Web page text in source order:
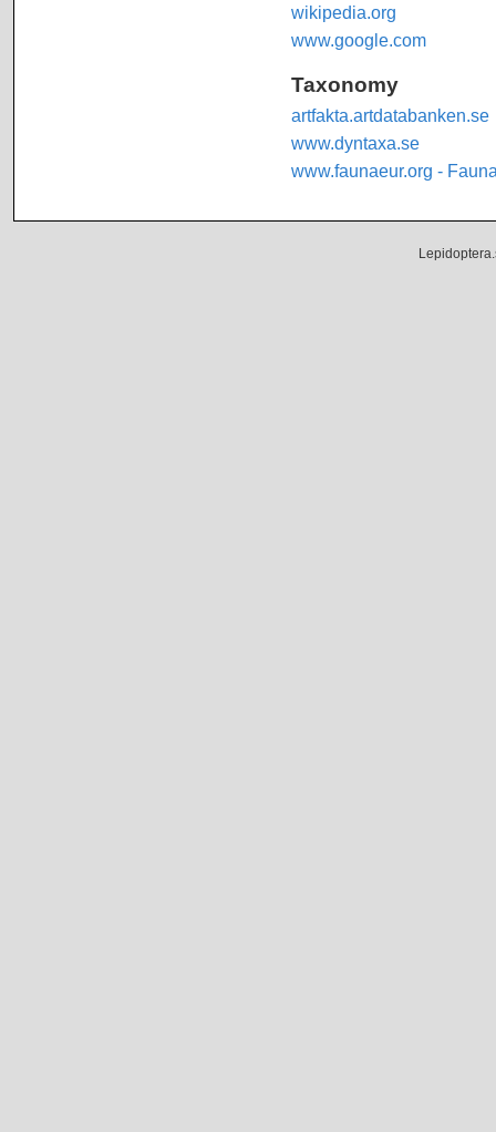
wikipedia.org
www.google.com
Taxonomy
artfakta.artdatabanken.se
www.dyntaxa.se
www.faunaeur.org -